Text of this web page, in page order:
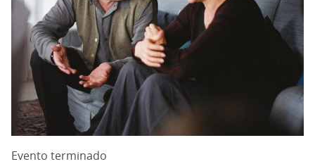
Evento terminado